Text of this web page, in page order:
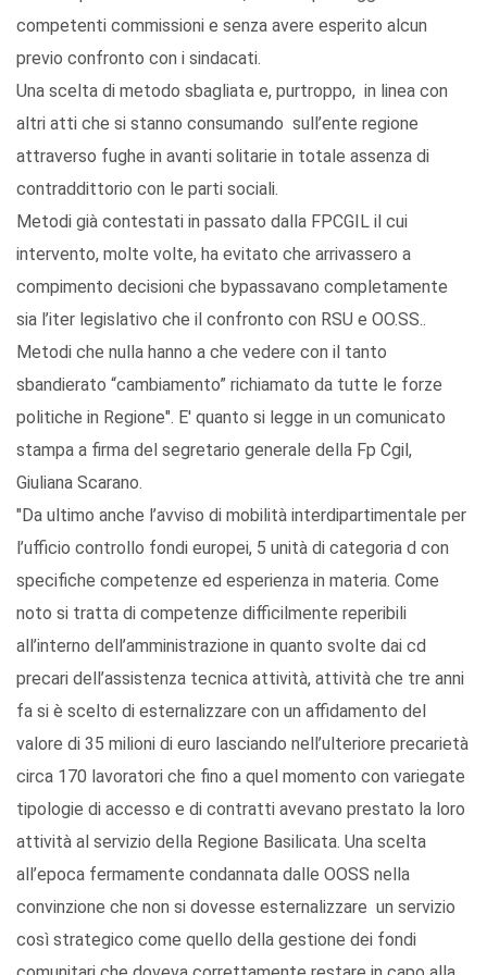
competenti commissioni e senza avere esperito alcun
previo confronto con i sindacati.
Una scelta di metodo sbagliata e, purtroppo, in linea con
altri atti che si stanno consumando sull’ente regione
attraverso fughe in avanti solitarie in totale assenza di
contraddittorio con le parti sociali.
Metodi già contestati in passato dalla FPCGIL il cui
intervento, molte volte, ha evitato che arrivassero a
compimento decisioni che bypassavano completamente
sia l’iter legislativo che il confronto con RSU e OO.SS..
Metodi che nulla hanno a che vedere con il tanto
sbandierato “cambiamento” richiamato da tutte le forze
politiche in Regione". E' quanto si legge in un comunicato
stampa a firma del segretario generale della Fp Cgil,
Giuliana Scarano.
"Da ultimo anche l’avviso di mobilità interdipartimentale per
l’ufficio controllo fondi europei, 5 unità di categoria d con
specifiche competenze ed esperienza in materia. Come
noto si tratta di competenze difficilmente reperibili
all’interno dell’amministrazione in quanto svolte dai cd
precari dell’assistenza tecnica attività, attività che tre anni
fa si è scelto di esternalizzare con un affidamento del
valore di 35 milioni di euro lasciando nell’ulteriore precarietà
circa 170 lavoratori che fino a quel momento con variegate
tipologie di accesso e di contratti avevano prestato la loro
attività al servizio della Regione Basilicata. Una scelta
all’epoca fermamente condannata dalle OOSS nella
convinzione che non si dovesse esternalizzare un servizio
così strategico come quello della gestione dei fondi